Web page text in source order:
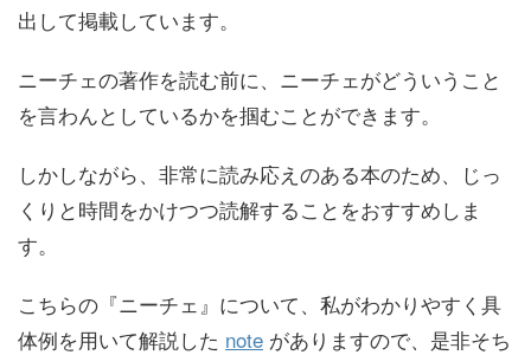
出して掲載しています。
ニーチェの著作を読む前に、ニーチェがどういうこと
を言わんとしているかを掴むことができます。
しかしながら、非常に読み応えのある本のため、じっ
くりと時間をかけつつ読解することをおすすめしま
す。
こちらの『ニーチェ』について、私がわかりやすく具
体例を用いて解説した note がありますので、是非そち